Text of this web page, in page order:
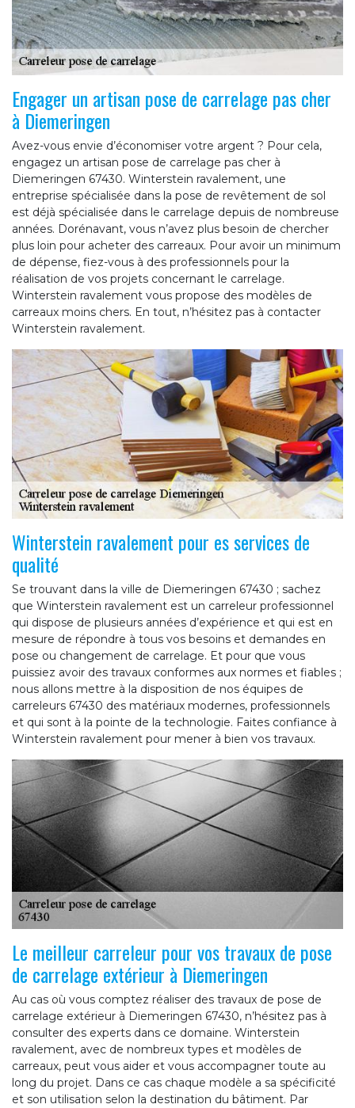
Engager un artisan pose de carrelage pas cher
à Diemeringen
Avez-vous envie d’économiser votre argent ? Pour cela,
engagez un artisan pose de carrelage pas cher à
Diemeringen 67430. Winterstein ravalement, une
entreprise spécialisée dans la pose de revêtement de sol
est déjà spécialisée dans le carrelage depuis de nombreuse
années. Dorénavant, vous n’avez plus besoin de chercher
plus loin pour acheter des carreaux. Pour avoir un minimum
de dépense, fiez-vous à des professionnels pour la
réalisation de vos projets concernant le carrelage.
Winterstein ravalement vous propose des modèles de
carreaux moins chers. En tout, n’hésitez pas à contacter
Winterstein ravalement.
Winterstein ravalement pour es services de
qualité
Se trouvant dans la ville de Diemeringen 67430 ; sachez
que Winterstein ravalement est un carreleur professionnel
qui dispose de plusieurs années d’expérience et qui est en
mesure de répondre à tous vos besoins et demandes en
pose ou changement de carrelage. Et pour que vous
puissiez avoir des travaux conformes aux normes et fiables ;
nous allons mettre à la disposition de nos équipes de
carreleurs 67430 des matériaux modernes, professionnels
et qui sont à la pointe de la technologie. Faites confiance à
Winterstein ravalement pour mener à bien vos travaux.
Le meilleur carreleur pour vos travaux de pose
de carrelage extérieur à Diemeringen
Au cas où vous comptez réaliser des travaux de pose de
carrelage extérieur à Diemeringen 67430, n’hésitez pas à
consulter des experts dans ce domaine. Winterstein
ravalement, avec de nombreux types et modèles de
carreaux, peut vous aider et vous accompagner toute au
long du projet. Dans ce cas chaque modèle a sa spécificité
et son utilisation selon la destination du bâtiment. Par